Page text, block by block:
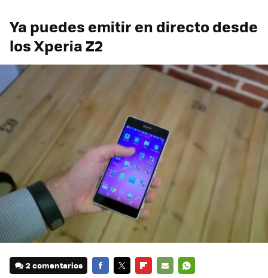
Ya puedes emitir en directo desde
los Xperia Z2
2 comentarios